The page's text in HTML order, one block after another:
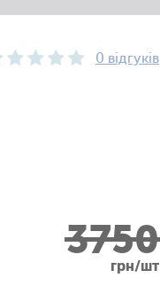
0 відгуків
3750
грн/шт